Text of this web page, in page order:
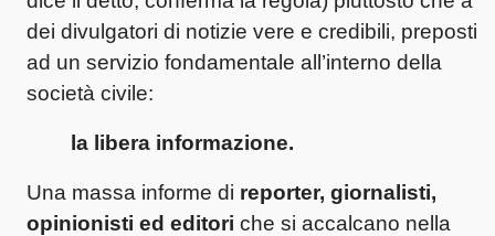
dei divulgatori di notizie vere e credibili, preposti
ad un servizio fondamentale all’interno della
società civile:
la libera informazione.
Una massa informe di reporter, giornalisti,
opinionisti ed editori che si accalcano nella